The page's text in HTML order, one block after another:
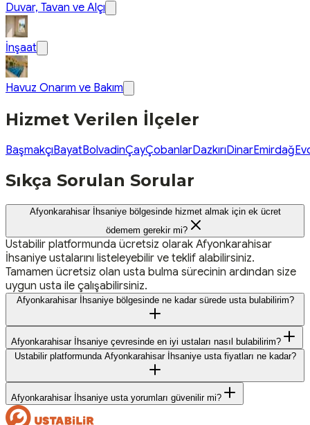
Duvar, Tavan ve Alçı
İnşaat
Havuz Onarım ve Bakım
Hizmet Verilen İlçeler
BaşmakçıBayatBolvadinÇayÇobanlarDazkırıDinarEmirdağ
Sıkça Sorulan Sorular
Afyonkarahisar İhsaniye bölgesinde hizmet almak için ek ücret
ödemem gerekir mi?
Ustabilir platformunda ücretsiz olarak Afyonkarahisar
İhsaniye ustalarını listeleyebilir ve teklif alabilirsiniz.
Tamamen ücretsiz olan usta bulma sürecinin ardından size
uygun usta ile çalışabilirsiniz.
Afyonkarahisar İhsaniye bölgesinde ne kadar sürede usta bulabilirim?
Afyonkarahisar İhsaniye çevresinde en iyi ustaları nasıl bulabilirim?
Ustabilir platformunda Afyonkarahisar İhsaniye usta fiyatları ne kadar?
Afyonkarahisar İhsaniye usta yorumları güvenilir mi?